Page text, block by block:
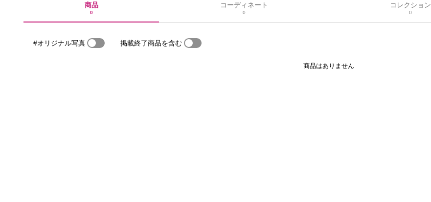
商品
0
コーディネート
0
コレクション
0
#オリジナル写真 掲載終了商品を含む
商品はありません